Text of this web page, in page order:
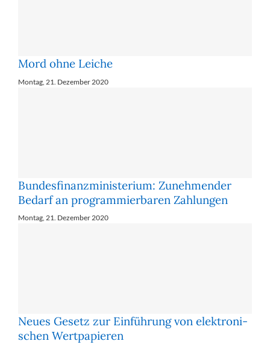
Mord ohne Leiche
Montag, 21. Dezember 2020
Bundesfinanzministerium: Zu­neh­men­der
Be­darf an pro­gram­mier­ba­ren Zah­lun­gen
Montag, 21. Dezember 2020
Neues Ge­setz zur Ein­füh­rung von elek­tro­ni­
schen Wert­pa­pie­ren